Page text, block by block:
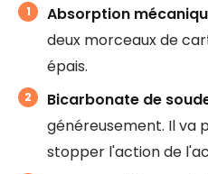
Absorption
deux morceaux de
épais.
Bicarbonate de
généreusement. Il va
stopper l'action de